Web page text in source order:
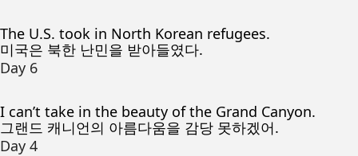
The U.S. took in North Korean refugees.
미국은 북한 난민을 받아들였다.
Day 6
I can’t take in the beauty of the Grand Canyon.
그랜드 캐니언의 아름다움을 감당 못하겠어.
Day 4